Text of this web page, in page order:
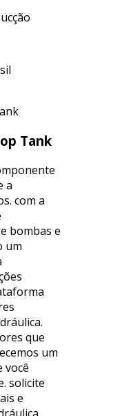
Tank
a
com a
bombas e
um
que
um
você
solicite
e